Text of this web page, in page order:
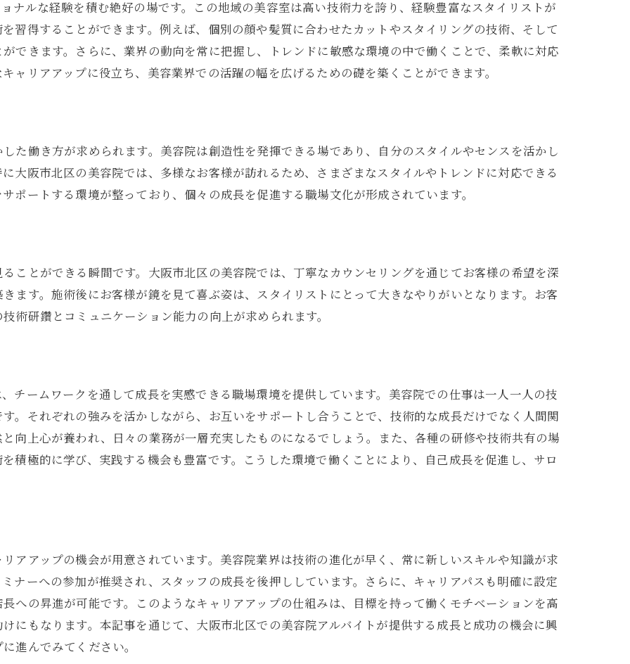
キルの向上
ド分析のスキルを磨く
得を目指すサポート体制
の道を開く
業をサポートする環境
着型のサービス提供
客層との触れ合い
らではの独自のスタイル
小松原町で美容院アルバイトを成功させるためのステップ
の準備と心構え
ドバックを活用した成長
定と自己研鑽の方法
アルバイトはどんな仕事？大阪市北区小松原町での実態に迫る
な仕事内容を理解する
スケジュールを公開
ナルな経験を積む絶好の場です。この地域の美容室は高い技術力を誇り、経験豊富なスタイリストが
習得することができます。例えば、個別の顔や髪質に合わせたカットやスタイリングの技術、そして
できます。さらに、業界の動向を常に把握し、トレンドに敏感な環境の中で働くことで、柔軟に対応
ャリアアップに役立ち、美容業界での活躍の幅を広げるための礎を築くことができます。
た働き方が求められます。美容院は創造性を発揮できる場であり、自分のスタイルやセンスを活かし
大阪市北区の美容院では、多様なお客様が訪れるため、さまざまなスタイルやトレンドに対応できる
ポートする環境が整っており、個々の成長を促進する職場文化が形成されています。
ことができる瞬間です。大阪市北区の美容院では、丁寧なカウンセリングを通じてお客様の希望を深
ます。施術後にお客様が鏡を見て喜ぶ姿は、スタイリストにとって大きなやりがいとなります。お客
術研鑽とコミュニケーション能力の向上が求められます。
チームワークを通して成長を実感できる職場環境を提供しています。美容院での仕事は一人一人の技
。それぞれの強みを活かしながら、お互いをサポートし合うことで、技術的な成長だけでなく人間関
向上心が養われ、日々の業務が一層充実したものになるでしょう。また、各種の研修や技術共有の場
積極的に学び、実践する機会も豊富です。こうした環境で働くことにより、自己成長を促進し、サロ
アアップの機会が用意されています。美容院業界は技術の進化が早く、常に新しいスキルや知識が求
ナーへの参加が推奨され、スタッフの成長を後押ししています。さらに、キャリアパスも明確に設定
への昇進が可能です。このようなキャリアアップの仕組みは、目標を持って働くモチベーションを高
にもなります。本記事を通じて、大阪市北区での美容院アルバイトが提供する成長と成功の機会に興
進んでみてください。